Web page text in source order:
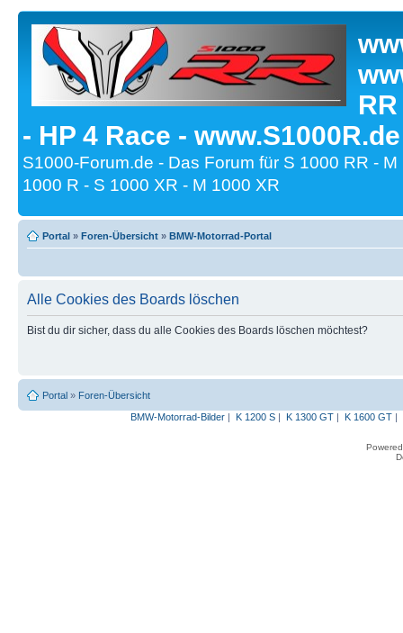
- HP 4 Race -
S1000-Forum.de - Das Forum für S 1000 RR -
1000 R - S 1000 XR - M 1000 XR
Portal » Foren-Übersicht » BMW-Motorrad-Portal
Alle Cookies des Boards löschen
Bist du dir sicher, dass du alle Cookies des Boards löschen möchtest?
Portal » Foren-Übersicht
BMW-Motorrad-Bilder| K 1200 S| K 1300 GT| K 1600 GT|